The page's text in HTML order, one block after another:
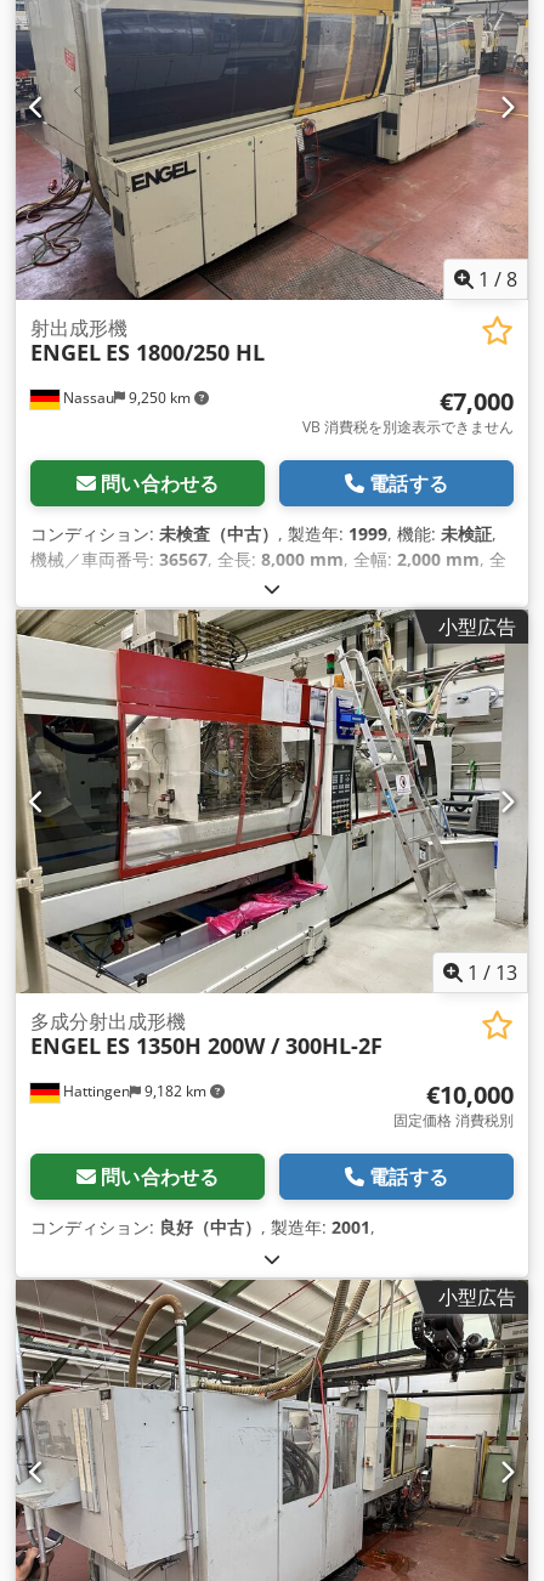
1 /8
Nassau 9,250 km
射出成形機
ENGEL ES 1800/250 HL
€7,000
VB 消費税を別途表示できません
問い合わせる 電話する
コンディション: 未検査（中古） , 製造年: 1999, 機能: 未検証,
機械／車両番号: 36567, 全長: 8,000 mm, 全幅: 2,000 mm, 全
小型広告
1 / 13
Hattingen 9,182 km
多成分射出成形機
ENGEL ES 1350H 200W / 300HL-2F
€10,000
固定価格 消費税別
問い合わせる 電話する
コンディション: 良好（中古） , 製造年: 2001,
小型広告